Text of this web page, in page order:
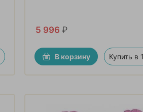
5 996 ₽
В корзину Купить в